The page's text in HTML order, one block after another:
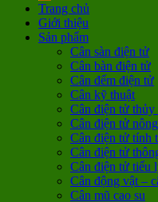
Trang chủ
Giới thiệu
Sản phẩm
Cân sàn điện tử
Cân bàn điện tử
Cân đếm điện tử
Cân kỹ thuật
Cân điện tử thủy
Cân điện tử
Cân điện tử tính
Cân điện tử
Cân điện tử tiểu
Cân động vật –
Cân mũ cao su